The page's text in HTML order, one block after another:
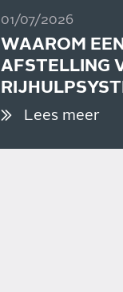
01/07/2026
WAAROM
AFSTELLING
BELANGRIJK IS
Lees meer